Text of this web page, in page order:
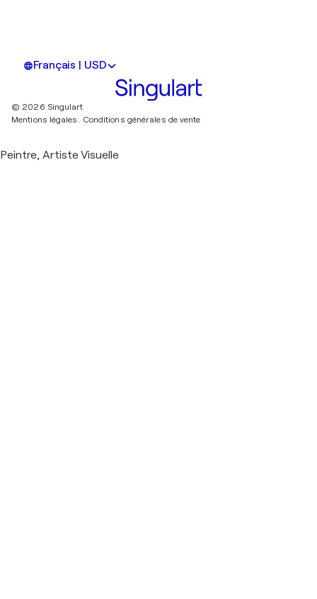
Français | USD
© 2026 Singulart
Mentions légales. Conditions générales de vente
Peintre, Artiste Visuelle